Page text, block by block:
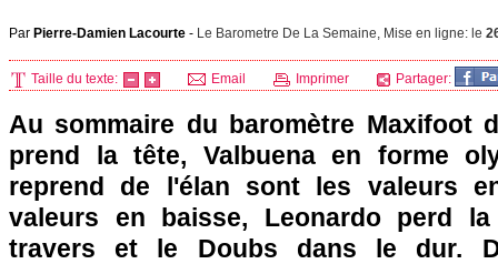
Par Pierre-Damien Lacourte - Le Barometre De La Semaine, Mise en ligne: le
Taille du texte: Email Imprimer Partager:
Au sommaire du baromètre Maxifoot
prend la tête, Valbuena en forme
reprend de l'élan sont les valeurs
valeurs en baisse, Leonardo perd
travers et le Doubs dans le dur.